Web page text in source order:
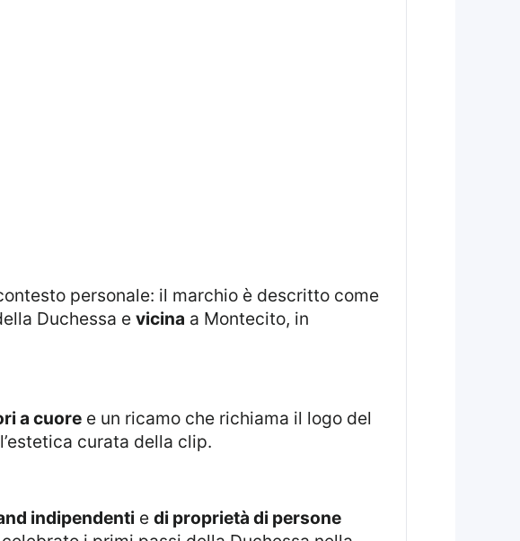
personale: il marchio è descritto come
Duchessa e vicina a Montecito, in
a cuoree un ricamo che richiama il logo del
curata della clip.
indipendenti e di proprietà di persone